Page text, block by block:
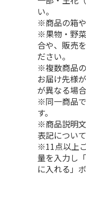
い。
※商品の箱
※果物・野
合や、販売
ださい。
※複数商品
お届け先様
が異なる場
※同一商品
す。
※商品説明
表記につい
※11点以上
量を入力し
に入れる」